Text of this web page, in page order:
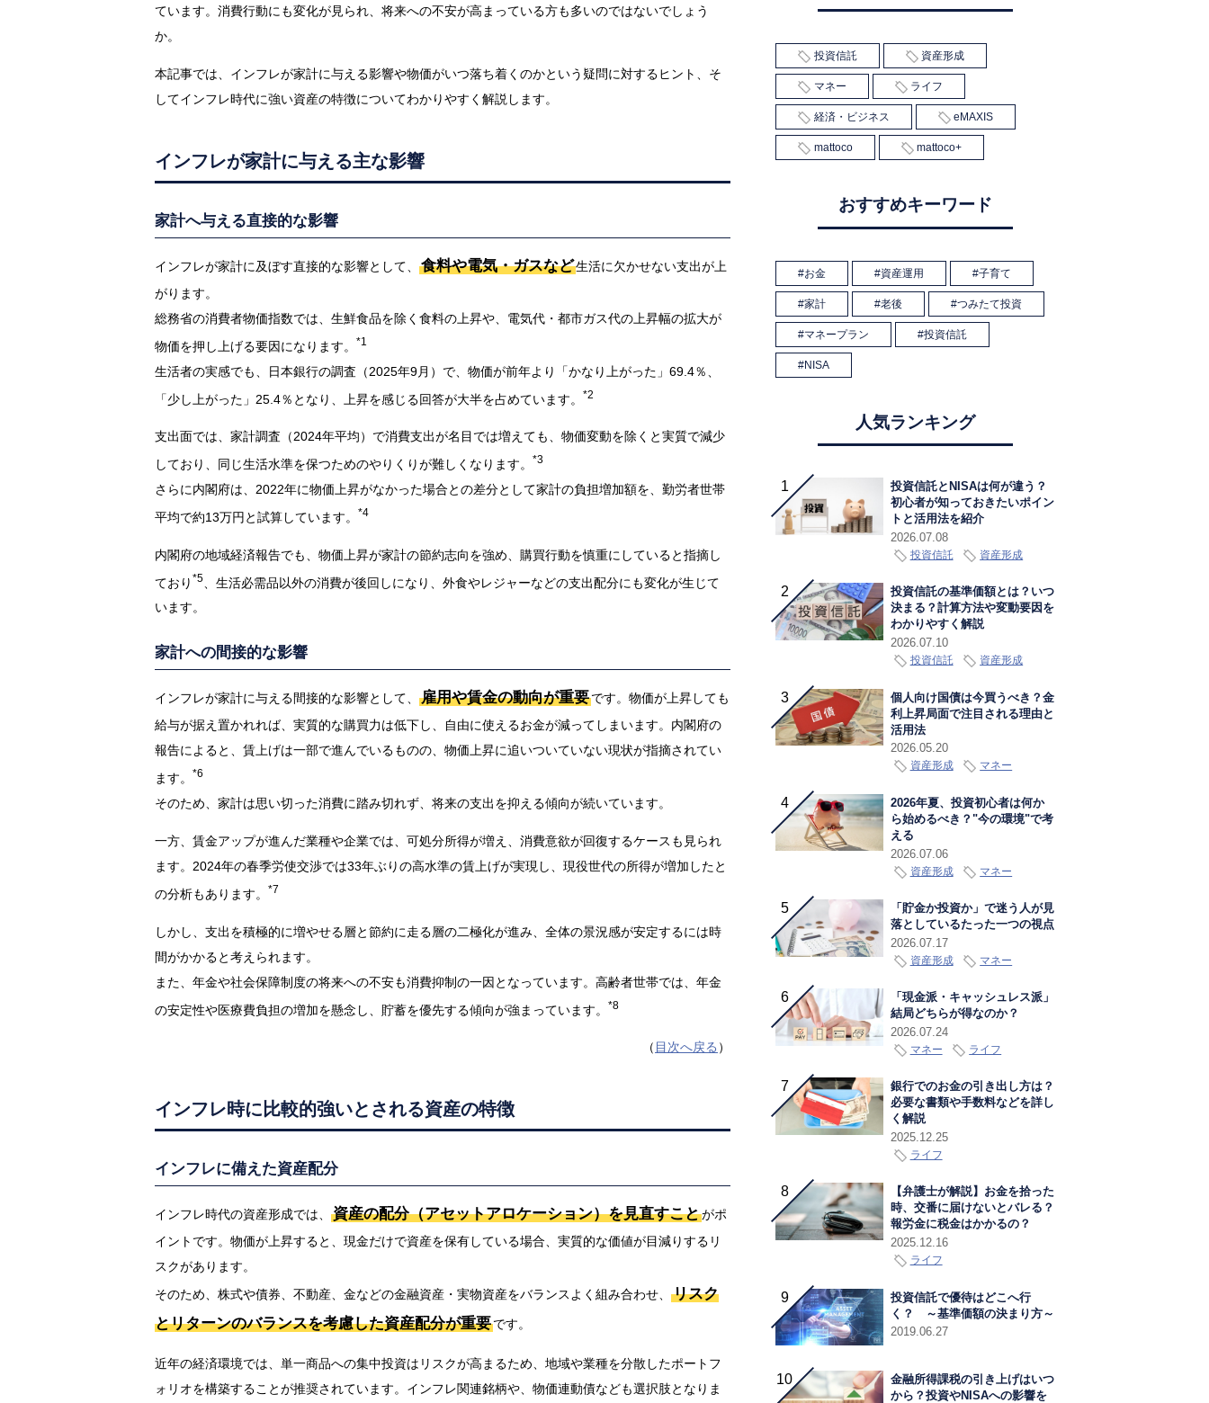
ています。消費行動にも変化が見られ、将来への不安が高まっている方も多いのではないでしょう
か。
本記事では、インフレが家計に与える影響や物価がいつ落ち着くのかという疑問に対するヒント、そ
してインフレ時代に強い資産の特徴についてわかりやすく解説します。
インフレが家計に与える主な影響
家計へ与える直接的な影響
インフレが家計に及ぼす直接的な影響として、 食料や電気・ガスなど生活に欠かせない支出が上
がります。
総務省の消費者物価指数では、生鮮食品を除く食料の上昇や、電気代・都市ガス代の上昇幅の拡大が
物価を押し上げる要因になります。
*1
生活者の実感でも、日本銀行の調査（2025年9月）で、物価が前年より「かなり上がった」69.4％、
「少し上がった」25.4％となり、上昇を感じる回答が大半を占めています。
*2
支出面では、家計調査（2024年平均）で消費支出が名目では増えても、物価変動を除くと実質で減少
しており、同じ生活水準を保つためのやりくりが難しくなります。
*3
さらに内閣府は、2022年に物価上昇がなかった場合との差分として家計の負担増加額を、勤労者世帯
平均で約13万円と試算しています。
*4
内閣府の地域経済報告でも、物価上昇が家計の節約志向を強め、購買行動を慎重にしていると指摘し
ており *5
、生活必需品以外の消費が後回しになり、外食やレジャーなどの支出配分にも変化が生じて
います。
家計への間接的な影響
インフレが家計に与える間接的な影響として、 雇用や賃金の動向が重要です。物価が上昇しても
給与が据え置かれれば、実質的な購買力は低下し、自由に使えるお金が減ってしまいます。内閣府の
報告によると、賃上げは一部で進んでいるものの、物価上昇に追いついていない現状が指摘されてい
ます。
*6
そのため、家計は思い切った消費に踏み切れず、将来の支出を抑える傾向が続いています。
一方、賃金アップが進んだ業種や企業では、可処分所得が増え、消費意欲が回復するケースも見られ
ます。2024年の春季労使交渉では33年ぶりの高水準の賃上げが実現し、現役世代の所得が増加したと
の分析もあります。
*7
しかし、支出を積極的に増やせる層と節約に走る層の二極化が進み、全体の景況感が安定するには時
間がかかると考えられます。
また、年金や社会保障制度の将来への不安も消費抑制の一因となっています。高齢者世帯では、年金
の安定性や医療費負担の増加を懸念し、貯蓄を優先する傾向が強まっています。
*8
（ 目次へ戻る ）
インフレ時に比較的強いとされる資産の特徴
インフレに備えた資産配分
インフレ時代の資産形成では、 資産の配分（アセットアロケーション）を見直すことがポ
イントです。物価が上昇すると、現金だけで資産を保有している場合、実質的な価値が目減りするリ
スクがあります。
そのため、株式や債券、不動産、金などの金融資産・実物資産をバランスよく組み合わせ、
リスク
とリターンのバランスを考慮した資産配分が重要です。
近年の経済環境では、単一商品への集中投資はリスクが高まるため、地域や業種を分散したポートフ
ォリオを構築することが推奨されています。インフレ関連銘柄や、物価連動債なども選択肢となりま
投資信託 資産形成
マネー ライフ
経済・ビジネス eMAXIS
mattoco mattoco+
おすすめキーワード
お金 資産運用 子育て
家計 老後 つみたて投資
マネープラン 投資信託
NISA
人気ランキング
投資信託とNISAは何が違う？
初心者が知っておきたいポイン
トと活用法を紹介
2026.07.08
投資信託 資産形成
投資信託の基準価額とは？いつ
決まる？計算方法や変動要因を
わかりやすく解説
2026.07.10
投資信託 資産形成
個人向け国債は今買うべき？金
利上昇局面で注目される理由と
活用法
2026.05.20
資産形成 マネー
2026年夏、投資初心者は何か
ら始めるべき？"今の環境"で考
える
2026.07.06
資産形成 マネー
「貯金か投資か」で迷う人が見
落としているたった一つの視点
2026.07.17
資産形成 マネー
「現金派・キャッシュレス派」
結局どちらが得なのか？
2026.07.24
マネー ライフ
銀行でのお金の引き出し方は？
必要な書類や手数料などを詳し
く解説
2025.12.25
ライフ
【弁護士が解説】お金を拾った
時、交番に届けないとバレる？
報労金に税金はかかるの？
2025.12.16
ライフ
投資信託で優待はどこへ行
く？ ～基準価額の決まり方～
2019.06.27
金融所得課税の引き上げはいつ
から？投資やNISAへの影響を